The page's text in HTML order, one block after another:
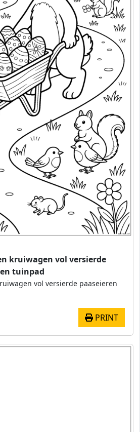
kruiwagen vol versierde
tuinpad
vol versierde paaseieren
PRINT